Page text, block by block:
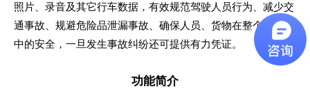
照片、录音及其它行车数据，有效规范驾驶人员行为、减少交
通事故、规避危险品泄漏事故、确保人员、货物在整个运输途
中的安全，一旦发生事故纠纷还可提供有力凭证。
功能简介